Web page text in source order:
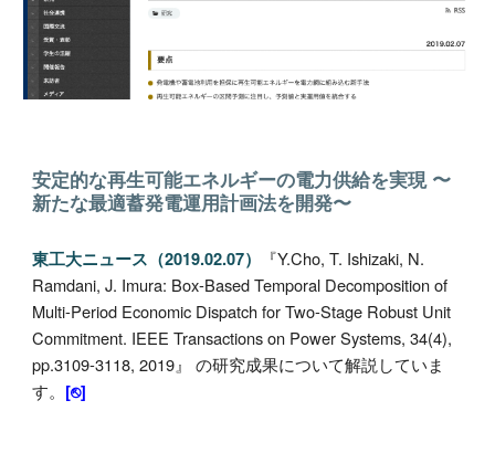
安定的な再生可能エネルギーの電力供給を実現 〜
新たな最適蓄発電運用計画法を開発〜
東工大ニュース（2019.02.07） 『Y.Cho, T. Ishizaki, N.
Ramdani, J. Imura: Box-Based Temporal Decomposition of
Multi-Period Economic Dispatch for Two-Stage Robust Unit
Commitment. IEEE Transactions on Power Systems, 34(4),
pp.3109-3118, 2019』 の研究成果について解説していま
す。 [⎋]